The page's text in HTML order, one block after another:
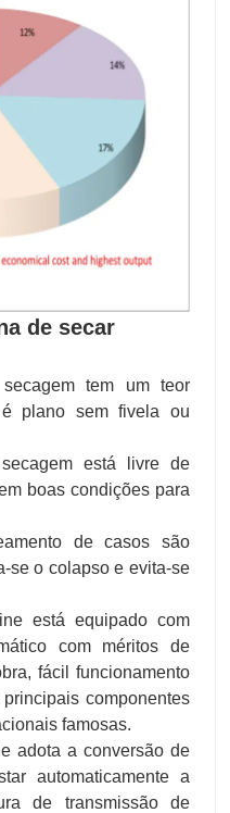
de secar
tem um teor
plano sem fivela ou
está livre de
boas condições para
de casos são
se o colapso e evita-se
está equipado com
com méritos de
fácil funcionamento
componentes
famosas.
adota a conversão de
automaticamente a
de transmissão de